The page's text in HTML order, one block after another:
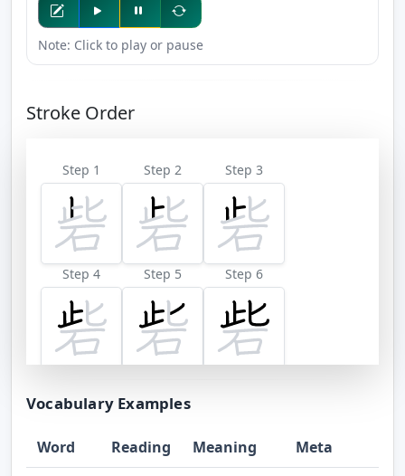
Note: Click to play or pause
Stroke Order
Step 1 Step 2 Step 3
Step 4 Step 5 Step 6
Vocabulary Examples
Word Reading Meaning Meta